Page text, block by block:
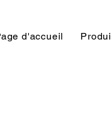
d'accueil